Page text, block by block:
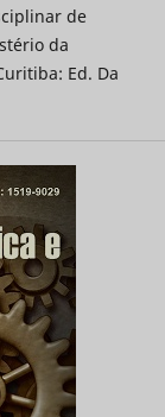
de
da
Ed. Da